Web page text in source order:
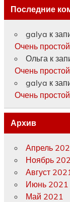
Последние
galya к
Очень
Ольга к
Очень
galya к
Очень
Архив
Апрель
Ноябрь
Август 2021
Июнь 2021
Май 2021